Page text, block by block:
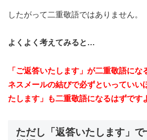
したがって二重敬語ではありません。
よくよく考えてみると…
「ご返答いたします」が二重敬語にな
ネスメールの結びで必ずといっていい
たします」も二重敬語になるはずです
ただし「返答いたします」